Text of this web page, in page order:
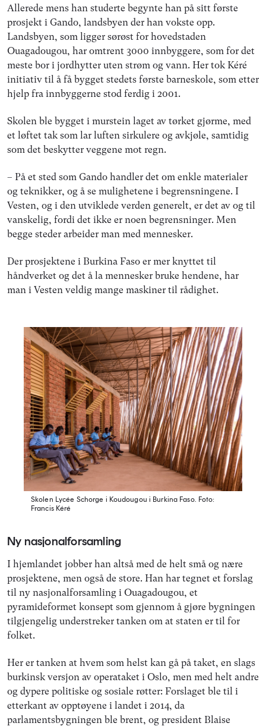
Allerede mens han studerte begynte han på sitt første
prosjekt i Gando, landsbyen der han vokste opp.
Landsbyen, som ligger sørøst for hovedstaden
Ouagadougou, har omtrent 3000 innbyggere, som for det
meste bor i jordhytter uten strøm og vann. Her tok Kéré
initiativ til å få bygget stedets første barneskole, som etter
hjelp fra innbyggerne stod ferdig i 2001.
Skolen ble bygget i murstein laget av tørket gjørme, med
et løftet tak som lar luften sirkulere og avkjøle, samtidig
som det beskytter veggene mot regn.
– På et sted som Gando handler det om enkle materialer
og teknikker, og å se mulighetene i begrensningene. I
Vesten, og i den utviklede verden generelt, er det av og til
vanskelig, fordi det ikke er noen begrensninger. Men
begge steder arbeider man med mennesker.
Der prosjektene i Burkina Faso er mer knyttet til
håndverket og det å la mennesker bruke hendene, har
man i Vesten veldig mange maskiner til rådighet.
Skolen Lycée Schorge i Koudougou i Burkina Faso. Foto:
Francis Kéré
Ny nasjonalforsamling
I hjemlandet jobber han altså med de helt små og nære
prosjektene, men også de store. Han har tegnet et forslag
til ny nasjonalforsamling i Ouagadougou, et
pyramideformet konsept som gjennom å gjøre bygningen
tilgjengelig understreker tanken om at staten er til for
folket.
Her er tanken at hvem som helst kan gå på taket, en slags
burkinsk versjon av operataket i Oslo, men med helt andre
og dypere politiske og sosiale røtter: Forslaget ble til i
etterkant av opptøyene i landet i 2014, da
parlamentsbygningen ble brent, og president Blaise